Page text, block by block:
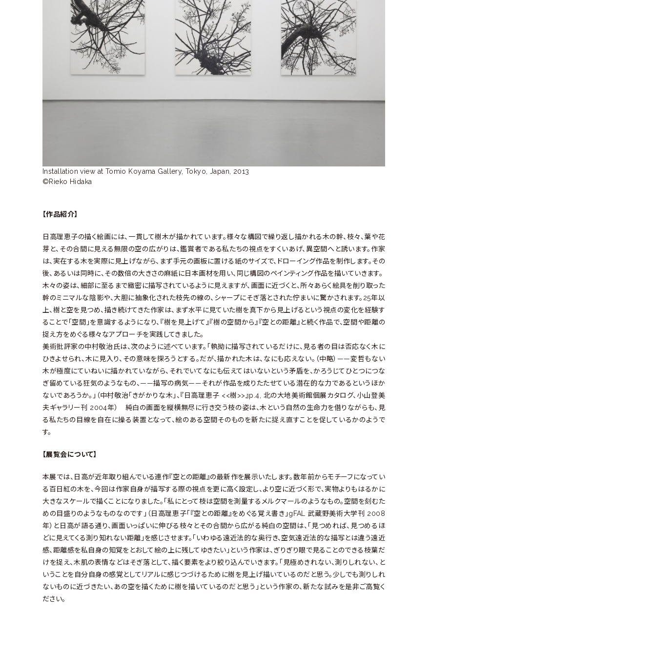
Installation view at Tomio Koyama Gallery, Tokyo, Japan, 2013
©Rieko Hidaka
【作品紹介】
日高理恵子の描く絵画には、一貫して樹木が描かれています。様々な構図で繰り返し描かれる木の幹、枝々、葉や花
芽と、その合間に見える無限の空の広がりは、鑑賞者である私たちの視点をすくいあげ、異空間へと誘います。作家
は、実在する木を実際に見上げながら、まず手元の画板に置ける紙のサイズで、ドローイング作品を制作します。その
後、あるいは同時に、その数倍の大きさの麻紙に日本画材を用い、同じ構図のペインティング作品を描いていきます。
木々の姿は、細部に至るまで緻密に描写されているように見えますが、画面に近づくと、所々あらく絵具を削り取った
幹のミニマルな陰影や、大胆に抽象化された枝先の線の、シャープにそぎ落とされた佇まいに驚かされます。25年以
上、樹と空を見つめ、描き続けてきた作家は、まず水平に見ていた樹を真下から見上げるという視点の変化を経験す
ることで「空間」を意識するようになり、『樹を見上げて』『樹の空間から』『空との距離』と続く作品で、空間や距離の
捉え方をめぐる様々なアプローチを実践してきました。
美術批評家の中村敬治氏は、次のように述べています。「執拗に描写されているだけに、見る者の目は否応なく木に
ひきよせられ、木に見入り、その意味を探ろうとする。だが、描かれた木は、なにも応えない。（中略）——変哲もない
木が極度にていねいに描かれていながら、それでいてなにも伝えてはいないという矛盾を、かろうじてひとつにつな
ぎ留めている狂気のようなもの、——描写の病気——それが作品を成りたたせている潜在的な力であるというほか
ないであろうか。」（中村敬治「きがかりな木」、『日高理恵子 <<樹>>』p.4, 北の大地美術館個展カタログ、小山登美
夫ギャラリー刊 2004年） 純白の画面を縦横無尽に行き交う枝の姿は、木という自然の生命力を借りながらも、見
る私たちの目線を自在に操る装置となって、絵のある空間そのものを新たに捉え直すことを促しているかのようで
す。
【展覧会について】
本展では、日高が近年取り組んでいる連作『空との距離』の最新作を展示いたします。数年前からモチーフになってい
る百日紅の木を、今回は作家自身が描写する際の視点を更に高く設定し、より空に近づく形で、実物よりもはるかに
大きなスケールで描くことになりました。「私にとって枝は空間を測量するメルクマールのようなもの。空間を刻むた
めの目盛りのようなものなのです」（日高理恵子「『空との距離』をめぐる覚え書き」gFAL 武蔵野美術大学刊 2008
年）と日高が語る通り、画面いっぱいに伸びる枝々とその合間から広がる純白の空間は、「見つめれば、見つめるほ
どに見えてくる測り知れない距離」を感じさせます。「いわゆる遠近法的な奥行き、空気遠近法的な描写とは違う遠近
感、距離感を私自身の知覚をとおして絵の上に残してゆきたい」という作家は、ぎりぎり眼で見ることのできる枝葉だ
けを捉え、木肌の表情などはそぎ落として、描く要素をより絞り込んでいきます。「見極めきれない、測りしれない、と
いうことを自分自身の感覚としてリアルに感じつづけるために樹を見上げ描いているのだと思う。少しでも測りしれ
ないものに近づきたい、あの空を描くために樹を描いているのだと思う」という作家の、新たな試みを是非ご高覧く
ださい。